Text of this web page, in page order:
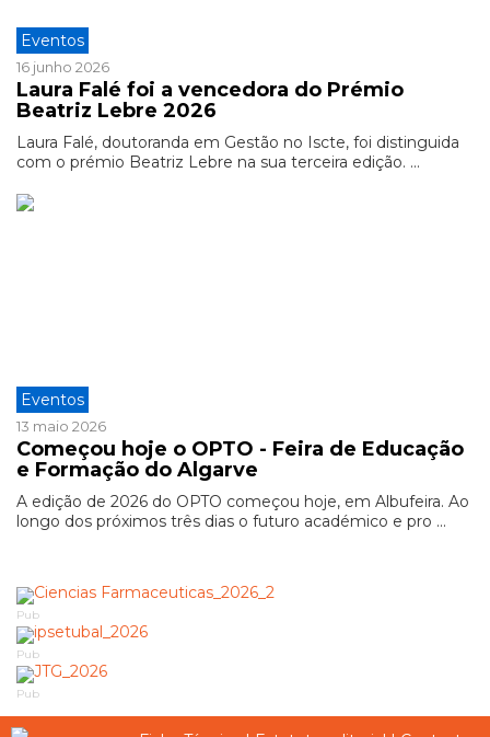
Eventos
16 junho 2026
Laura Falé foi a vencedora do Prémio
Beatriz Lebre 2026
Laura Falé, doutoranda em Gestão no Iscte, foi distinguida
com o prémio Beatriz Lebre na sua terceira edição. ...
Eventos
13 maio 2026
Começou hoje o OPTO - Feira de Educação
e Formação do Algarve
A edição de 2026 do OPTO começou hoje, em Albufeira. Ao
longo dos próximos três dias o futuro académico e pro ...
Pub
Pub
Pub